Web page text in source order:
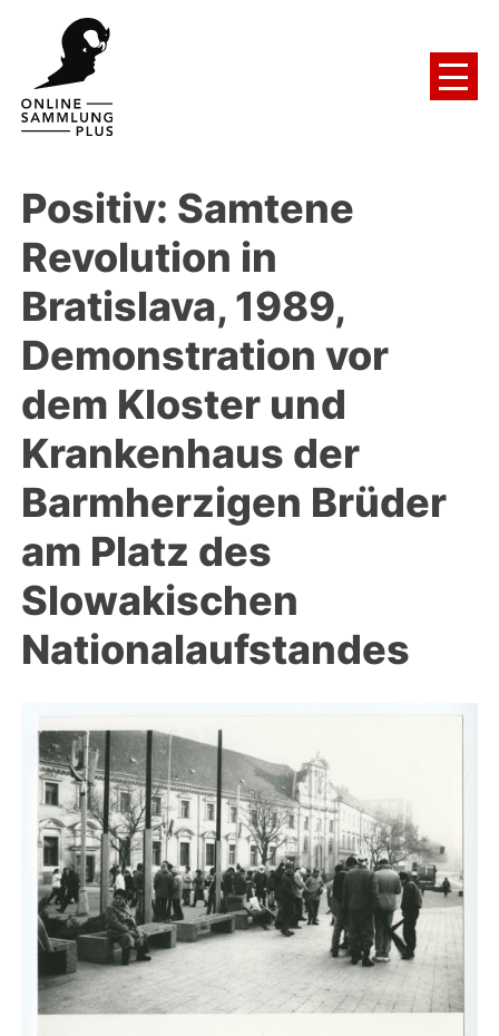
Positiv: Samtene
Revolution in
Bratislava, 1989,
Demonstration vor
dem Kloster und
Krankenhaus der
Barmherzigen Brüder
am Platz des
Slowakischen
Nationalaufstandes